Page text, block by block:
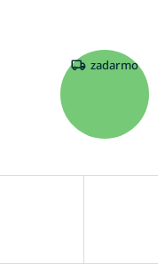
zadarmo